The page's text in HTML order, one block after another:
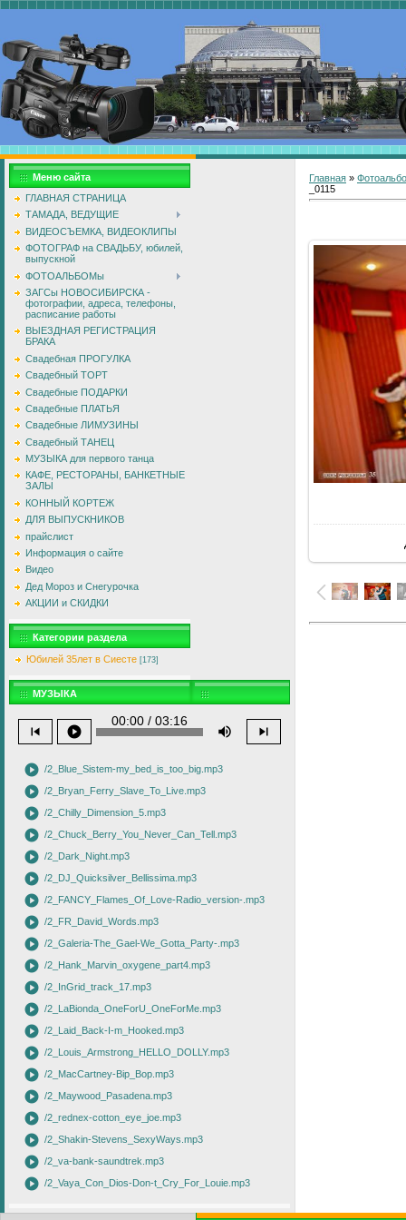
Меню сайта
ГЛАВНАЯ СТРАНИЦА
ТАМАДА, ВЕДУЩИЕ
ВИДЕОСЪЕМКА, ВИДЕОКЛИПЫ
ФОТОГРАФ на СВАДЬБУ, юбилей,
выпускной
ФОТОАЛЬБОМы
ЗАГСы НОВОСИБИРСКА -
фотографии, адреса, телефоны,
расписание работы
ВЫЕЗДНАЯ РЕГИСТРАЦИЯ
БРАКА
Свадебная ПРОГУЛКА
Свадебный ТОРТ
Свадебные ПОДАРКИ
Свадебные ПЛАТЬЯ
Свадебные ЛИМУЗИНЫ
Свадебный ТАНЕЦ
МУЗЫКА для первого танца
КАФЕ, РЕСТОРАНЫ, БАНКЕТНЫЕ
ЗАЛЫ
КОННЫЙ КОРТЕЖ
ДЛЯ ВЫПУСКНИКОВ
прайслист
Информация о сайте
Видео
Дед Мороз и Снегурочка
АКЦИИ и СКИДКИ
Категории раздела
Юбилей 35лет в Сиесте [173]
МУЗЫКА
skip_previous play_circle
00:00 / 03:16
volume_up skip_next
play_circle /2_Blue_Sistem-my_bed_is_too_big.mp3
play_circle /2_Bryan_Ferry_Slave_To_Live.mp3
play_circle /2_Chilly_Dimension_5.mp3
play_circle /2_Chuck_Berry_You_Never_Can_Tell.mp3
play_circle /2_Dark_Night.mp3
play_circle /2_DJ_Quicksilver_Bellissima.mp3
play_circle /2_FANCY_Flames_Of_Love-Radio_version-.mp3
play_circle /2_FR_David_Words.mp3
play_circle /2_Galeria-The_Gael-We_Gotta_Party-.mp3
play_circle /2_Hank_Marvin_oxygene_part4.mp3
play_circle /2_InGrid_track_17.mp3
play_circle /2_LaBionda_OneForU_OneForMe.mp3
play_circle /2_Laid_Back-I-m_Hooked.mp3
play_circle /2_Louis_Armstrong_HELLO_DOLLY.mp3
play_circle /2_MacCartney-Bip_Bop.mp3
play_circle /2_Maywood_Pasadena.mp3
play_circle /2_rednex-cotton_eye_joe.mp3
play_circle /2_Shakin-Stevens_SexyWays.mp3
play_circle /2_va-bank-saundtrek.mp3
play_circle /2_Vaya_Con_Dios-Don-t_Cry_For_Louie.mp3
Главная »
_0115